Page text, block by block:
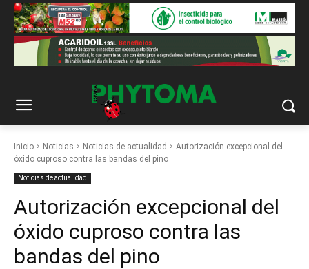
Inicio Noticias Noticias de actualidad
Autorización excepcional del
óxido cuproso contra las bandas del pino
Noticias de actualidad
Autorización excepcional del
óxido cuproso contra las
bandas del pino